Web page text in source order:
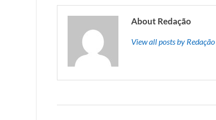
About Redação
View all posts by